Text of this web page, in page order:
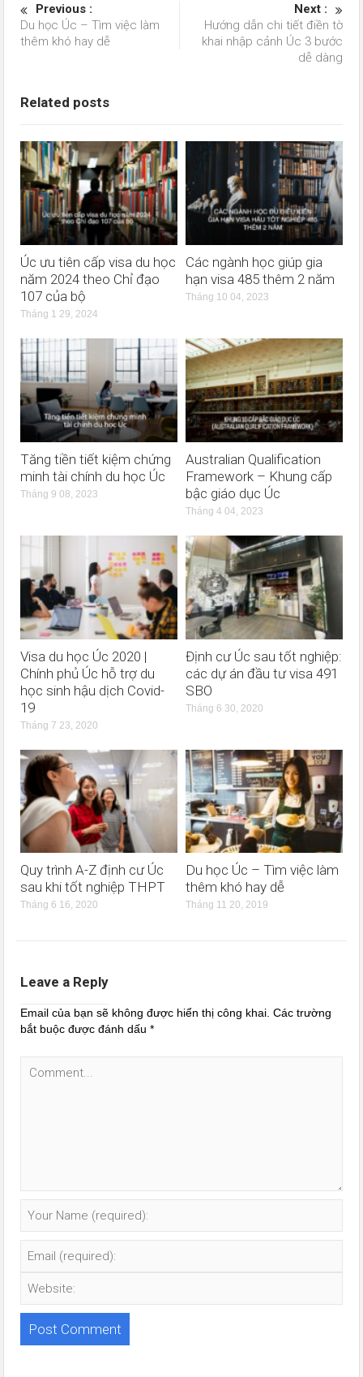
Previous :
Du học Úc – Tìm việc làm
thêm khó hay dễ
Next :
Hướng dẫn chi tiết điền tờ
khai nhập cảnh Úc 3 bước
dễ dàng
Related posts
Úc ưu tiên cấp visa du học
năm 2024 theo Chỉ đạo
107 của bộ
Tháng 1 29, 2024
Các ngành học giúp gia
hạn visa 485 thêm 2 năm
Tháng 10 04, 2023
Tăng tiền tiết kiệm chứng
minh tài chính du học Úc
Tháng 9 08, 2023
Australian Qualification
Framework – Khung cấp
bậc giáo dục Úc
Tháng 4 04, 2023
Visa du học Úc 2020 |
Chính phủ Úc hỗ trợ du
học sinh hậu dịch Covid-
19
Tháng 7 23, 2020
Định cư Úc sau tốt nghiệp:
các dự án đầu tư visa 491
SBO
Tháng 6 30, 2020
Quy trình A-Z định cư Úc
sau khi tốt nghiệp THPT
Tháng 6 16, 2020
Du học Úc – Tìm việc làm
thêm khó hay dễ
Tháng 11 20, 2019
Leave a Reply
Email của bạn sẽ không được hiển thị công khai. Các trường
bắt buộc được đánh dấu*